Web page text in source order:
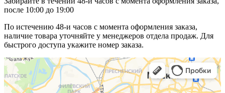
после 10:00 до 19:00
По истечению 48-и часов с момента оформления заказа,
наличие товара уточняйте у менеджеров отдела продаж. Для
быстрого доступа укажите номер заказа.